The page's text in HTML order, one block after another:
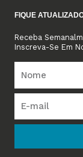
FIQUE
Receba
Inscreva-Se Em